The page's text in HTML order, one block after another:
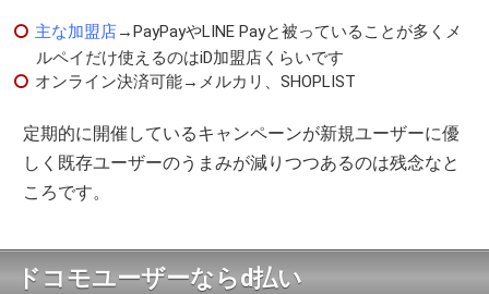
主な加盟店→PayPayやLINE Payと被っていることが多くメ
ルペイだけ使えるのはiD加盟店くらいです
オンライン決済可能→メルカリ、SHOPLIST
定期的に開催しているキャンペーンが新規ユーザーに優
しく既存ユーザーのうまみが減りつつあるのは残念なと
ころです。
ドコモユーザーならd払い